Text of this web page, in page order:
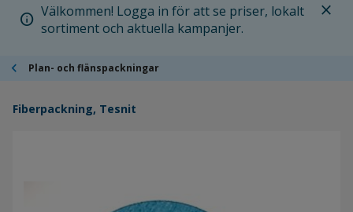
info Välkommen! Logga in för att se priser, lokalt
sortiment och aktuella kampanjer.
close
chevron_left Plan- och flänspackningar
Fiberpackning, Tesnit